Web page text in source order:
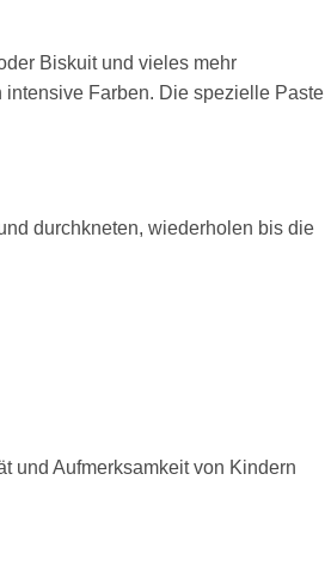
Biskuit und vieles mehr
Farben. Die spezielle Paste
durchkneten, wiederholen bis die
und Aufmerksamkeit von Kindern